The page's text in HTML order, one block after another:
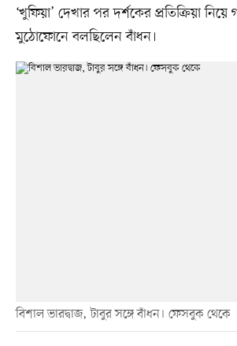
‘খুফিয়া’ দেখার পর দর্শকের প্রতিক্রিয়া
মুঠোফোনে বলছিলেন বাঁধন।
বিশাল ভারদ্বাজ, টাবুর সঙ্গে বাঁধন। ফেসবুক থেকে